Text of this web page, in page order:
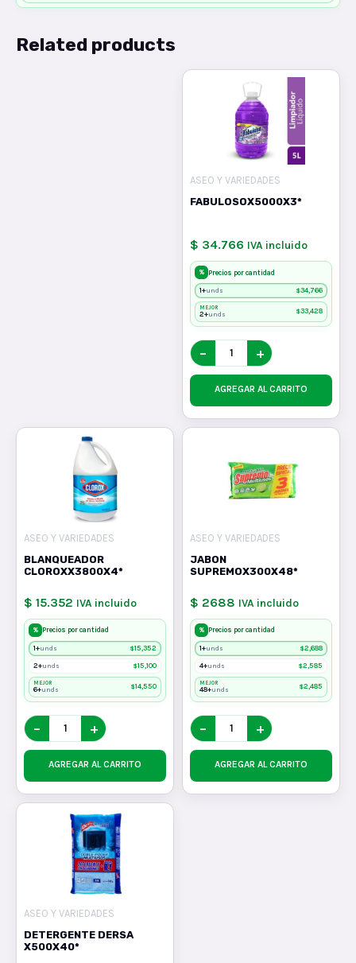
Related products
ASEO Y VARIEDADES
FABULOSOX5000X3*
$ 34.766 IVA incluido
% Precios por cantidad
1+unds $34,766
MEJOR
2+unds $33,428
− +
AGREGAR AL CARRITO
ASEO Y VARIEDADES
BLANQUEADOR
CLOROXX3800X4*
$ 15.352 IVA incluido
% Precios por cantidad
1+unds $15,352
2+unds $15,100
MEJOR
6+unds $14,550
− +
AGREGAR AL CARRITO
ASEO Y VARIEDADES
JABON
SUPREMOX300X48*
$ 2688 IVA incluido
% Precios por cantidad
1+unds $2,688
4+unds $2,585
MEJOR
48+unds $2,485
− +
AGREGAR AL CARRITO
ASEO Y VARIEDADES
DETERGENTE DERSA
X500X40*